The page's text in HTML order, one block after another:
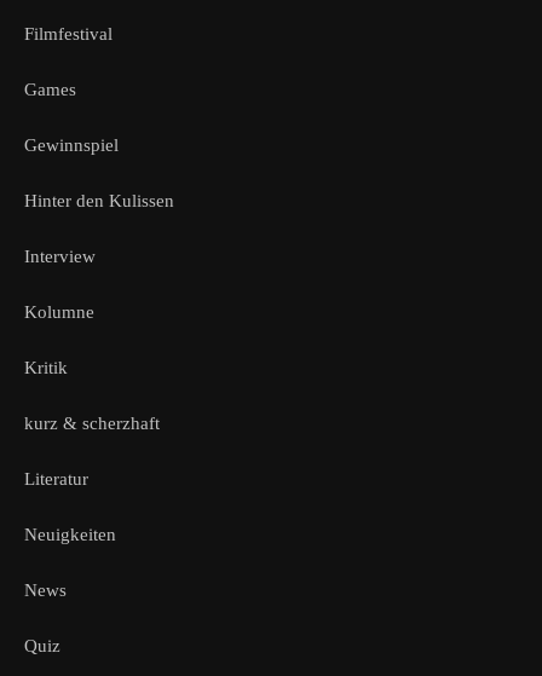
Filmfestival
Games
Gewinnspiel
Hinter den Kulissen
Interview
Kolumne
Kritik
kurz & scherzhaft
Literatur
Neuigkeiten
News
Quiz